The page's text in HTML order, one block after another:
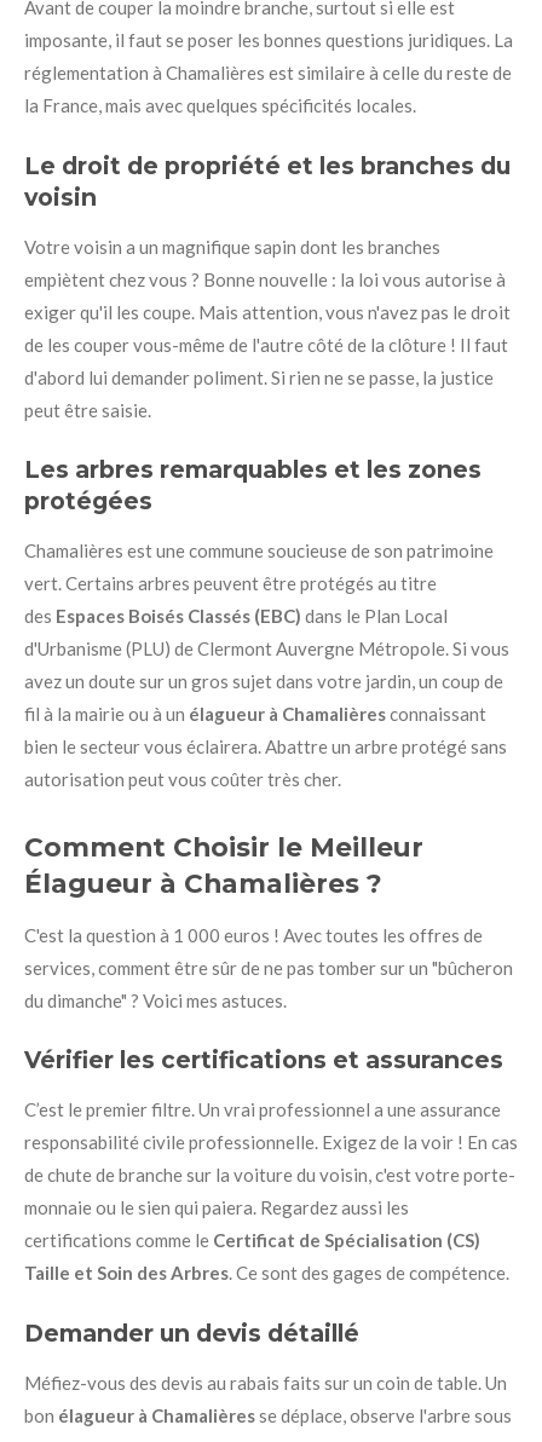
Avant de couper la moindre branche, surtout si elle est
imposante, il faut se poser les bonnes questions juridiques. La
réglementation à Chamalières est similaire à celle du reste de
la France, mais avec quelques spécificités locales.
Le droit de propriété et les branches du
voisin
Votre voisin a un magnifique sapin dont les branches
empiètent chez vous ? Bonne nouvelle : la loi vous autorise à
exiger qu'il les coupe. Mais attention, vous n'avez pas le droit
de les couper vous-même de l'autre côté de la clôture ! Il faut
d'abord lui demander poliment. Si rien ne se passe, la justice
peut être saisie.
Les arbres remarquables et les zones
protégées
Chamalières est une commune soucieuse de son patrimoine
vert. Certains arbres peuvent être protégés au titre
des Espaces Boisés Classés (EBC) dans le Plan Local
d'Urbanisme (PLU) de Clermont Auvergne Métropole. Si vous
avez un doute sur un gros sujet dans votre jardin, un coup de
fil à la mairie ou à un élagueur à Chamalièresconnaissant
bien le secteur vous éclairera. Abattre un arbre protégé sans
autorisation peut vous coûter très cher.
Comment Choisir le Meilleur
Élagueur à Chamalières ?
C'est la question à 1 000 euros ! Avec toutes les offres de
services, comment être sûr de ne pas tomber sur un "bûcheron
du dimanche" ? Voici mes astuces.
Vérifier les certifications et assurances
C’est le premier filtre. Un vrai professionnel a une assurance
responsabilité civile professionnelle. Exigez de la voir ! En cas
de chute de branche sur la voiture du voisin, c'est votre porte-
monnaie ou le sien qui paiera. Regardez aussi les
certifications comme le Certificat de Spécialisation (CS)
Taille et Soin des Arbres. Ce sont des gages de compétence.
Demander un devis détaillé
Méfiez-vous des devis au rabais faits sur un coin de table. Un
bon élagueur à Chamalièresse déplace, observe l'arbre sous